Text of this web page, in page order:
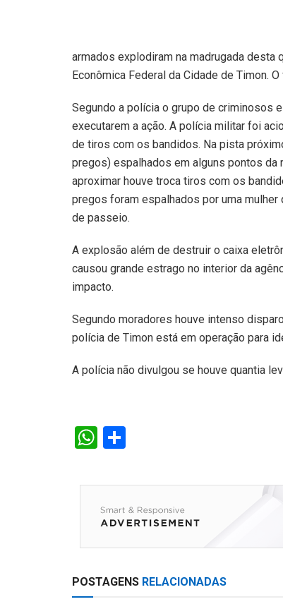
armados explodiram na madrugada desta
Econômica Federal da Cidade de Timon.
Segundo a polícia o grupo de criminosos
executarem a ação. A polícia militar foi
de tiros com os bandidos. Na pista
pregos) espalhados em alguns pontos da
aproximar houve troca tiros com os
pregos foram espalhados por uma mulher
de passeio.
A explosão além de destruir o caixa
causou grande estrago no interior da
impacto.
Segundo moradores houve intenso
polícia de Timon está em operação para
A polícia não divulgou se houve quantia
W
at
s
A
p
p
ar
e
POSTAGENS RELACIONADAS